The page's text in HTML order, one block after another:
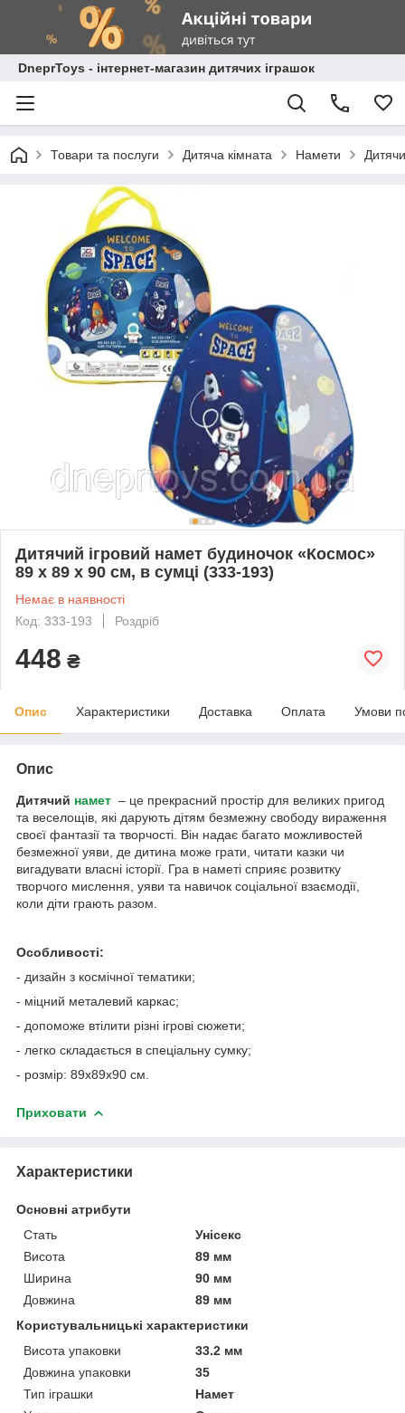
DneprToys - інтернет-магазин дитячих іграшок
Товари та послуги Дитяча кімната Намети
Дитячий ігровий намет будиночок «Космос»
89 х 89 х 90 см, в сумці (333-193)
Немає в наявності
Код: 333-193
Роздріб
448 ₴
Опис Характеристики Доставка Оплата Умови
Опис
Дитячий намет – це прекрасний простір для великих пригод
та веселощів, які дарують дітям безмежну свободу вираження
своєї фантазії та творчості. Він надає багато можливостей
безмежної уяви, де дитина може грати, читати казки чи
вигадувати власні історії. Гра в наметі сприяє розвитку
творчого мислення, уяви та навичок соціальної взаємодії,
коли діти грають разом.
Особливості:
- дизайн з космічної тематики;
- міцний металевий каркас;
- допоможе втілити різні ігрові сюжети;
- легко складається в спеціальну сумку;
- розмір: 89х89х90 см.
Приховати
Характеристики
Основні атрибути
Стать
Унісекс
Висота
89 мм
Ширина
90 мм
Довжина
89 мм
Користувальницькі характеристики
Висота упаковки
33.2 мм
Довжина упаковки
35
Тип іграшки
Намет